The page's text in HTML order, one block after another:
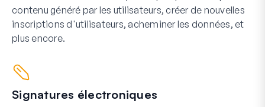
contenu généré par les utilisateurs, créer de nouvelles
inscriptions d'utilisateurs, acheminer les données, et
plus encore.
Signatures électroniques